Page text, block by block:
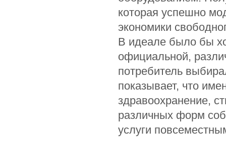
которая успешно
экономики
В идеале было бы
официальной,
потребитель
показывает, что
здравоохранение,
различных форм
услуги